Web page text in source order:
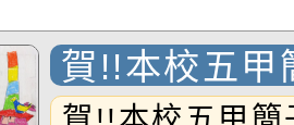
講座
活-婚前教
幸福婚姻系
託播影（
法人天主教
智中心辦理
市桃園區西
賀!!本校五甲
加2019經濟